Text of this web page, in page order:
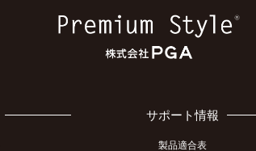
サポート情報
製品適合表